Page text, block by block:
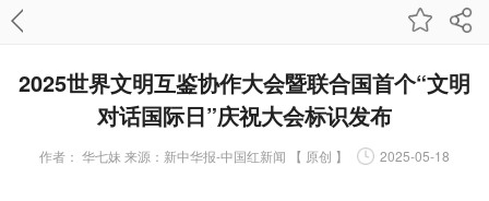
2025世界文明互鉴协作大会暨联合国首个“文明
对话国际日”庆祝大会标识发布
作者： 华七妹 来源：新中华报-中国红新闻 【 原创 】 2025-05-18